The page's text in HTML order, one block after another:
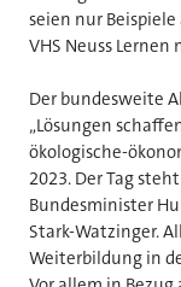
seien nur
VHS Neuss
Der bundesweite
„Lösungen
ökologische-
2023. Der Tag
Bundesminister
Stark-Watzinger.
Weiterbildung in